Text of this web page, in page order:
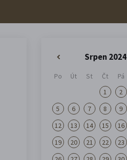
Srpen 2024
Po Út St Čt Pá
1
2
5
6 7 8 9
12
13 14 15 16
19
20 21 22 23